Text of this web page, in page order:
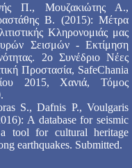
Π., Μουζακιώτης Α.,
Β. (2015): Μέτρα
Κληρονομιάς μας
Σεισμών - Εκτίμηση
2ο Συνέδριο Νέες
Προστασία, SafeChania
2015, Χανιά, Τόμος
S., Dafnis P., Voulgaris
A database for seismic
a tool for cultural heritage
earthquakes. Submitted.